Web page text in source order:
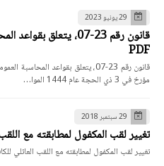
29 يونيو 2023
قانون رقم 23-07، يتعلق
PDF
مؤرخ في 3 ذي الحجة عام 1444 الموا…
29 سبتمبر 2018
تغيير لقب المكفول لمطابقته مع
تغيير لقب المكفول لمطابقته مع اللقب العائلي